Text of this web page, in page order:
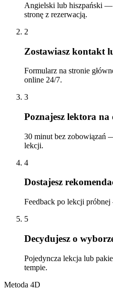
Angielski lub hiszpański
stronę z rezerwacją.
2
Zostawiasz kontakt
Formularz na stronie
online 24/7.
3
Poznajesz lektora
30 minut bez zobowiązań
lekcji.
4
Dostajesz
Feedback po lekcji
5
Decydujesz o
Pojedyncza lekcja lub
tempie.
Metoda 4D